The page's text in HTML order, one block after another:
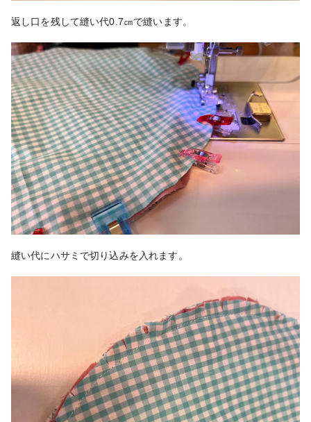
返し口を残して縫い代0.7㎝で縫います。
縫い代にハサミで切り込みを入れます。